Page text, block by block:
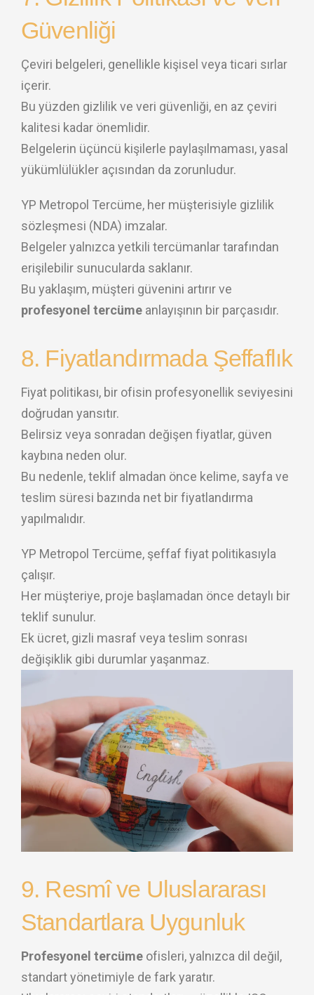
Güvenliği
Çeviri belgeleri, genellikle kişisel veya ticari sırlar
içerir.
Bu yüzden gizlilik ve veri güvenliği, en az çeviri
kalitesi kadar önemlidir.
Belgelerin üçüncü kişilerle paylaşılmaması, yasal
yükümlülükler açısından da zorunludur.
YP Metropol Tercüme, her müşterisiyle gizlilik
sözleşmesi (NDA) imzalar.
Belgeler yalnızca yetkili tercümanlar tarafından
erişilebilir sunucularda saklanır.
Bu yaklaşım, müşteri güvenini artırır ve
profesyonel tercüme anlayışının bir parçasıdır.
8. Fiyatlandırmada Şeffaflık
Fiyat politikası, bir ofisin profesyonellik seviyesini
doğrudan yansıtır.
Belirsiz veya sonradan değişen fiyatlar, güven
kaybına neden olur.
Bu nedenle, teklif almadan önce kelime, sayfa ve
teslim süresi bazında net bir fiyatlandırma
yapılmalıdır.
YP Metropol Tercüme, şeffaf fiyat politikasıyla
çalışır.
Her müşteriye, proje başlamadan önce detaylı bir
teklif sunulur.
Ek ücret, gizli masraf veya teslim sonrası
değişiklik gibi durumlar yaşanmaz.
9. Resmî ve Uluslararası
Standartlara Uygunluk
Profesyonel tercüme ofisleri, yalnızca dil değil,
standart yönetimiyle de fark yaratır.